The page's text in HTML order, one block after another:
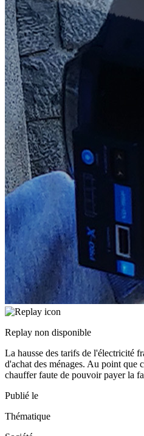
Replay non disponible
La hausse des tarifs de l'électricité
d'achat des ménages. Au point que
chauffer faute de pouvoir payer la
Publié le
Thématique